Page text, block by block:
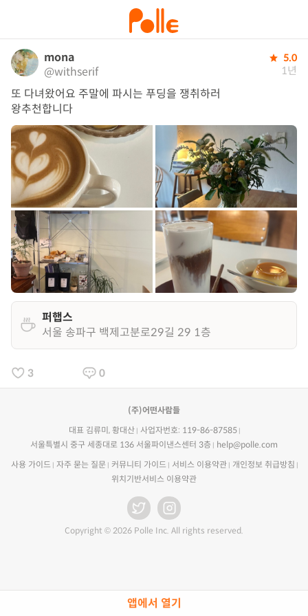
앱에서 열기
mona
@withserif
5.0
1년
또 다녀왔어요 주말에 파시는 푸딩을 쟁취하러
왕추천합니다
퍼햅스
서울 송파구 백제고분로29길 29 1층
3 0
(주)어떤사람들
대표 김류미, 황대산
사업자번호: 119-86-87585
서울특별시 중구 세종대로 136 서울파이낸스센터 3층
help@polle.com
사용 가이드 자주 묻는 질문 커뮤니티 가이드 서비스 이용약관
개인정보 취급방침
위치기반서비스 이용약관
Copyright © 2026 Polle Inc. All rights reserved.